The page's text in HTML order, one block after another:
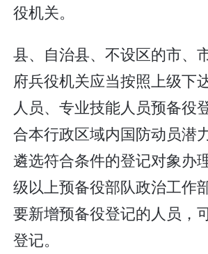
役机关。
县、自治县、不设区的市、
府兵役机关应当按照上级下
人员、专业技能人员预备役
合本行政区域内国防动员潜
遴选符合条件的登记对象办
级以上预备役部队政治工作
要新增预备役登记的人员，
登记。